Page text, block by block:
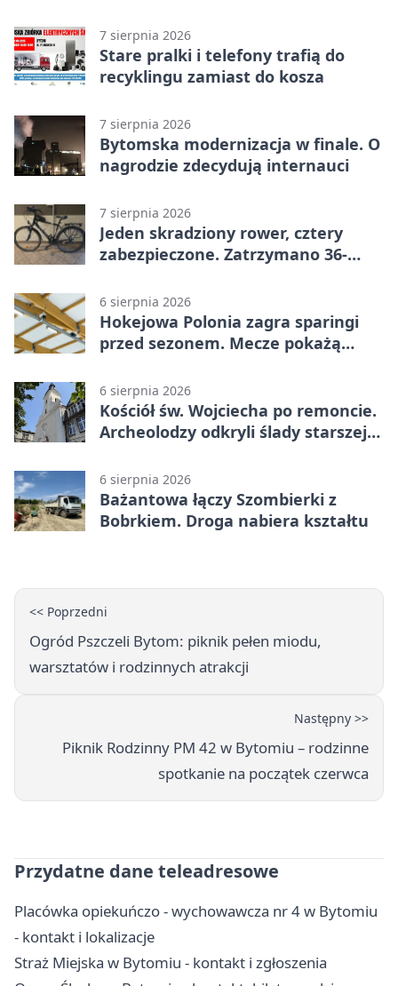
7 sierpnia 2026
Stare pralki i telefony trafią do
recyklingu zamiast do kosza
7 sierpnia 2026
Bytomska modernizacja w finale. O
nagrodzie zdecydują internauci
7 sierpnia 2026
Jeden skradziony rower, cztery
zabezpieczone. Zatrzymano 36-
6 sierpnia 2026
Hokejowa Polonia zagra sparingi
przed sezonem. Mecze pokażą
6 sierpnia 2026
Kościół św. Wojciecha po remoncie.
Archeolodzy odkryli ślady starszej
6 sierpnia 2026
Bażantowa łączy Szombierki z
Bobrkiem. Droga nabiera kształtu
<< Poprzedni
Ogród Pszczeli Bytom: piknik pełen miodu,
warsztatów i rodzinnych atrakcji
Następny >>
Piknik Rodzinny PM 42 w Bytomiu – rodzinne
spotkanie na początek czerwca
Przydatne dane teleadresowe
Placówka opiekuńczo - wychowawcza nr 4 w Bytomiu
- kontakt i lokalizacje
Straż Miejska w Bytomiu - kontakt i zgłoszenia